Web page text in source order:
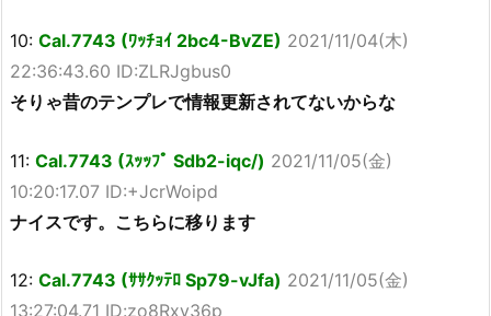
10: Cal.7743 (ﾜｯﾁｮｲ 2bc4-BvZE) 2021/11/04(木)
22:36:43.60 ID:ZLRJgbus0
そりゃ昔のテンプレで情報更新されてないからな
11: Cal.7743 (ｽｯｯﾌﾟ Sdb2-iqc/) 2021/11/05(金)
10:20:17.07 ID:+JcrWoipd
ナイスです。こちらに移ります
12: Cal.7743 (ｻｻｸｯﾃﾛ Sp79-vJfa) 2021/11/05(金)
13:27:04.71 ID:zo8Rxy36p